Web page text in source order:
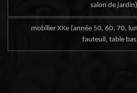
salon de jardin)
mobilier XXe (année 50, 60, 70,
fauteuil, table